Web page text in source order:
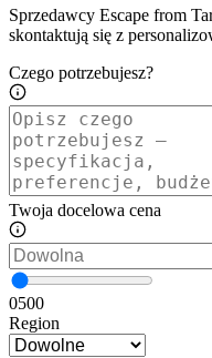
Sprzedawcy Escape from
skontaktują się z
Czego potrzebujesz?
Twoja docelowa cena
0500
Region